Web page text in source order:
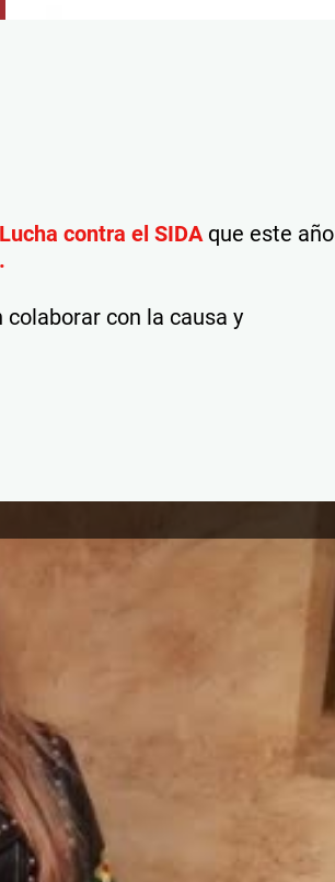
contra el SIDAque este año
colaborar con la causa y